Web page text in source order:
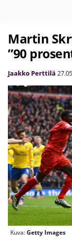
Martin
”90
Jaakko Perttilä
Kuva:Getty Images